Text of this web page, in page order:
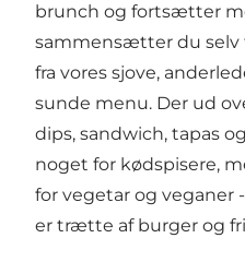
brunch og fortsætter
sammensætter du selv
fra vores sjove,
sunde menu. Der ud
dips, sandwich, tapas
noget for kødspisere,
for vegetar og veganer
er trætte af burger og